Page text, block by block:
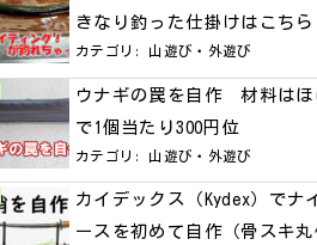
きなり釣った仕掛けはこちら
カテゴリ: 山遊び・外遊び
ウナギの罠を自作 材料はほ
で1個当たり300円位
カテゴリ: 山遊び・外遊び
カイデックス（Kydex）でナ
ースを初めて自作（骨スキ丸